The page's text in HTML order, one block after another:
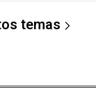
temas